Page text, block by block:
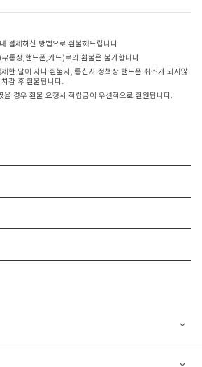
결제하신 방법으로 환불해드립니다
통장,핸드폰,카드)로의 환불은 불가합니다.
한 달이 지나 환불시, 통신사 정책상 핸드폰 취소가 되지않
감 후 환불됩니다.
경우 환불 요청시 적립금이 우선적으로 환원됩니다.